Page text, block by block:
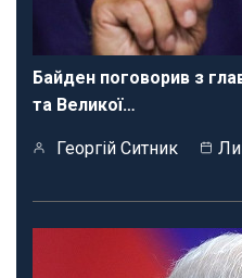
Байден поговорив з
та Великої…
Георгій Ситник